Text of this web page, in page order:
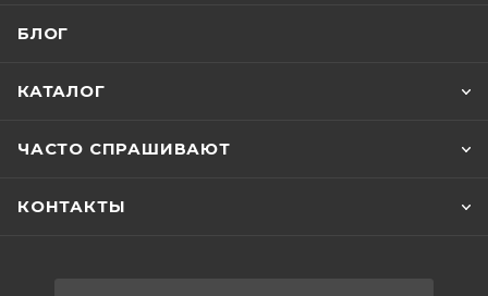
БЛОГ
КАТАЛОГ
ЧАСТО СПРАШИВАЮТ
КОНТАКТЫ